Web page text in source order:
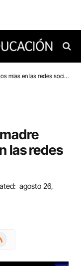
en las redes sociales”
las redes
agosto 26,